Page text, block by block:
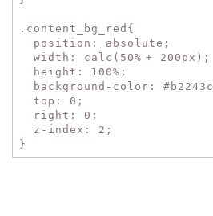
.content_bg_red{
position : absolute ;
width : calc( 50% + 200px );
height : 100% ;
background-color : #b2243c
top : 0 ;
right : 0 ;
z-index : 2 ;
}